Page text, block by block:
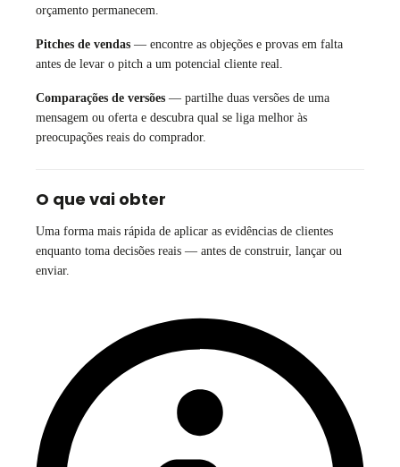
orçamento permanecem.
Pitches de vendas — encontre as objeções e provas em falta
antes de levar o pitch a um potencial cliente real.
Comparações de versões — partilhe duas versões de uma
mensagem ou oferta e descubra qual se liga melhor às
preocupações reais do comprador.
O que vai obter
Uma forma mais rápida de aplicar as evidências de clientes
enquanto toma decisões reais — antes de construir, lançar ou
enviar.